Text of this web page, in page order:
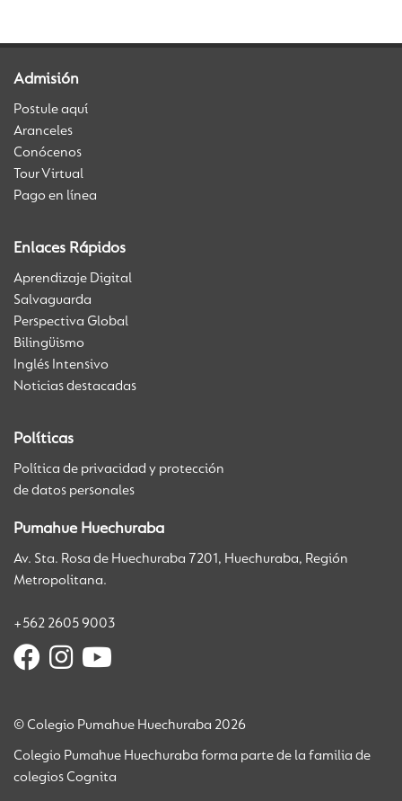
Admisión
Postule aquí
Aranceles
Conócenos
Tour Virtual
Pago en línea
Enlaces Rápidos
Aprendizaje Digital
Salvaguarda
Perspectiva Global
Bilingüismo
Inglés Intensivo
Noticias destacadas
Políticas
Política de privacidad y protección
de datos personales
Pumahue Huechuraba
Av. Sta. Rosa de Huechuraba 7201, Huechuraba, Región
Metropolitana.
+562 2605 9003
© Colegio Pumahue Huechuraba 2026
Colegio Pumahue Huechuraba forma parte de la familia de
colegios Cognita